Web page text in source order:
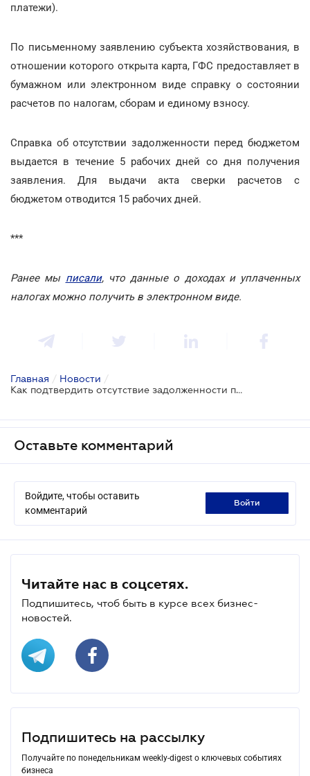
платежи).
По письменному заявлению субъекта хозяйствования, в
отношении которого открыта карта, ГФС предоставляет в
бумажном или электронном виде справку о состоянии
расчетов по налогам, сборам и единому взносу.
Справка об отсутствии задолженности перед бюджетом
выдается в течение 5 рабочих дней со дня получения
заявления. Для выдачи акта сверки расчетов с
бюджетом отводится 15 рабочих дней.
***
Ранее мы писали, что данные о доходах и уплаченных
налогах можно получить в электронном виде.
Главная / Новости /
Как подтвердить отсутствие задолженности перед бюджетом?
Оставьте комментарий
Войдите, чтобы оставить
комментарий
войти
Читайте нас в соцсетях.
Подпишитесь, чтоб быть в курсе всех бизнес-
новостей.
Подпишитесь на рассылку
Получайте по понедельникам weekly-digest о ключевых событиях
бизнеса